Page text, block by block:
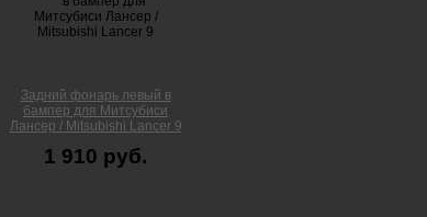
Задний фонарь левый в
бампер для Митсубиси
Лансер / Mitsubishi Lancer 9
1 910 руб.